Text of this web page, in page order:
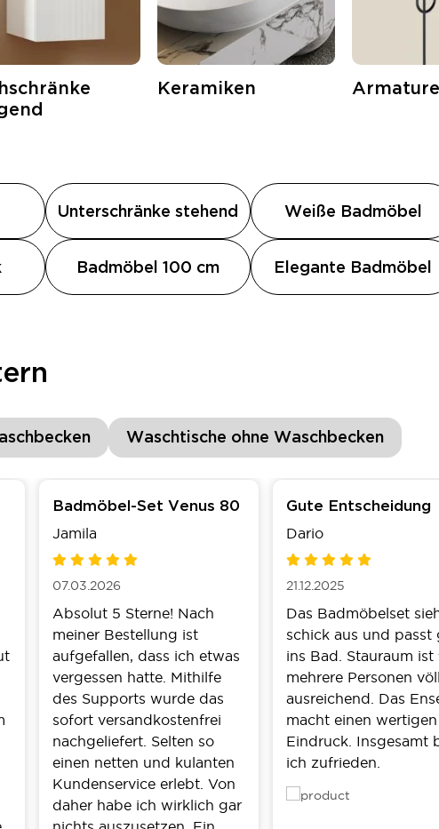
Keramiken
Unterschränke stehend Weiße Badmöbel
Badmöbel 100 cm Elegante Badmöbel
Waschtische ohne Waschbecken
Badmöbel-Set Venus 80
Jamila
07.03.2026
Absolut 5 Sterne! Nach
meiner Bestellung ist
aufgefallen, dass ich etwas
vergessen hatte. Mithilfe
des Supports wurde das
sofort versandkostenfrei
nachgeliefert. Selten so
einen netten und kulanten
Kundenservice erlebt. Von
daher habe ich wirklich gar
Gute Entscheidung
Dario
21.12.2025
Das Badmöbelset
schick aus und passt
ins Bad. Stauraum ist
mehrere Personen
ausreichend. Das
macht einen wertigen
Eindruck. Insgesamt
ich zufrieden.